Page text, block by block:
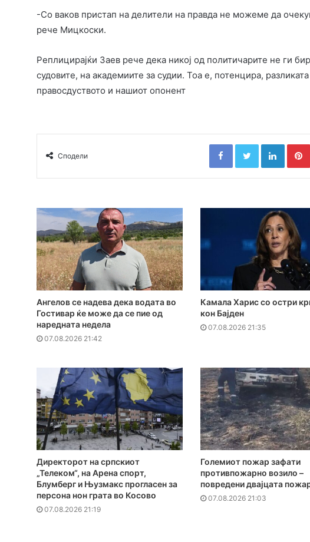
-Со ваков пристап на делители на правда не можеме да
рече Мицкоски.
Реплицирајќи Заев рече дека никој од политичарите не ги
судовите, на академиите за судии. Тоа е, потенцира,
правосдуството и нашиот опонент
Сподели
FacebookTwitter
Ангелов се надева дека водата во
Гостивар ќе може да се пие од
наредната недела
07.08.2026 21:42
Камала Харис со остри
кон Бајден
07.08.2026 21:35
Директорот на српскиот
„Телеком“, на Арена спорт,
Блумберг и Њузмакс прогласен за
персона нон грата во Косово
07.08.2026 21:19
Големиот пожар зафати
противпожарно возило –
повредени двајцата
07.08.2026 21:03